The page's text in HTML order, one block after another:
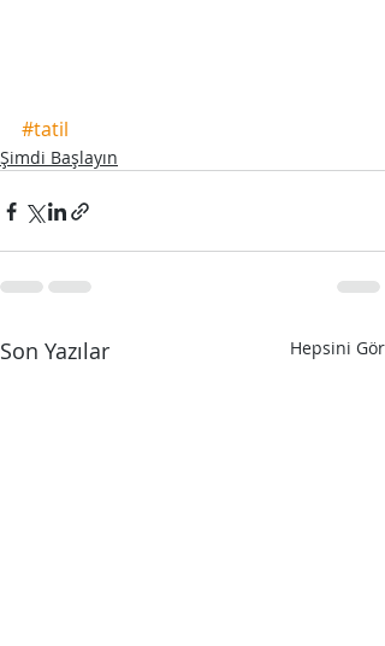
#tatil
Şimdi Başlayın
Son Yazılar Hepsini Gör